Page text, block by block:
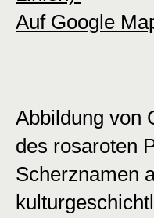
Auf Google
Abbildung von
des rosaroten
Scherznamen